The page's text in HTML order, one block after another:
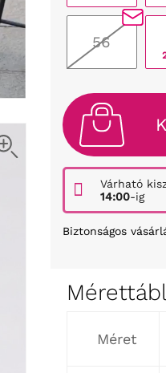
56
Várható
14:00-ig
Biztonságos
Méret